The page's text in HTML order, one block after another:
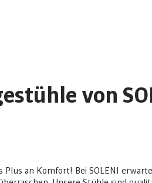
von
Plus an Komfort! Bei SOLENI